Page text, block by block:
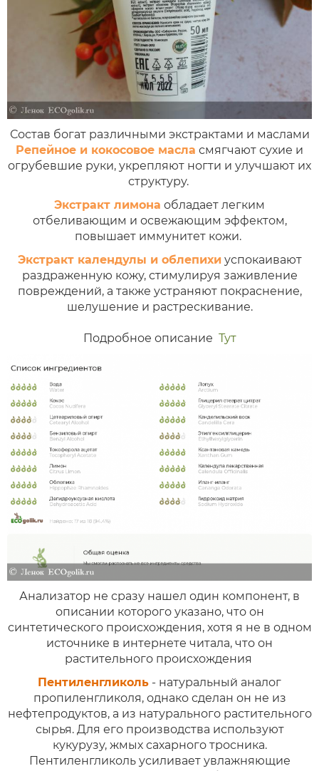
Состав богат различными экстрактами и маслами
Репейное и кокосовое масла смягчают сухие и
огрубевшие руки, укрепляют ногти и улучшают их
структуру.
Экстракт лимона обладает легким
отбеливающим и освежающим эффектом,
повышает иммунитет кожи.
Экстракт календулы и облепихиуспокаивают
раздраженную кожу, стимулируя заживление
повреждений, а также устраняют покраснение,
шелушение и растрескивание.
Подробное описание Тут
Анализатор не сразу нашел один компонент, в
описании которого указано, что он
синтетического происхождения, хотя я не в одном
источнике в интернете читала, что он
растительного происхождения
Пентиленгликоль - натуральный аналог
пропиленгликоля, однако сделан он не из
нефтепродуктов, а из натурального растительного
сырья. Для его производства используют
кукурузу, жмых сахарного тросника.
Пентиленгликоль усиливает увлажняющие